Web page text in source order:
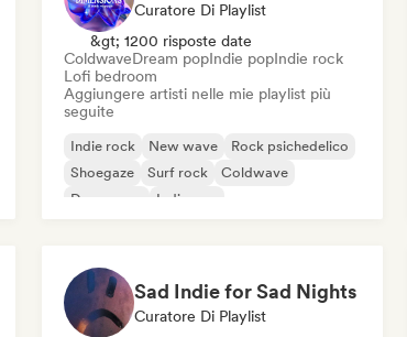
Curatore Di Playlist
&gt; 1200 risposte date
ColdwaveDream popIndie popIndie rock
Lofi bedroom
Aggiungere artisti nelle mie playlist più
seguite
Indie rock New wave
Rock psichedelico
Shoegaze
Surf rock
Coldwave
Dream pop
Indie pop
Sad Indie for Sad Nights
Curatore Di Playlist